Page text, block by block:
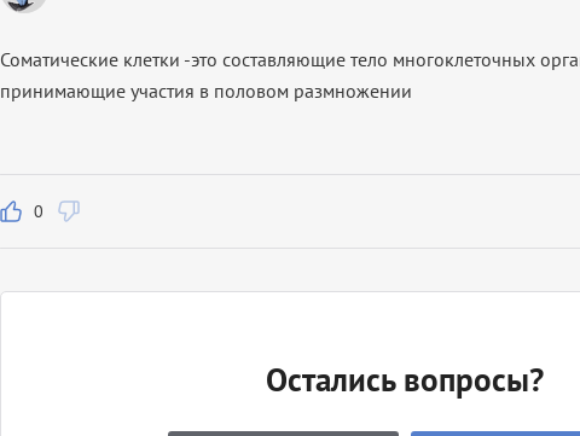
Соматические клетки -это составляющие тело многоклеточных
принимающие участия в половом размножении
0
Остались вопросы?